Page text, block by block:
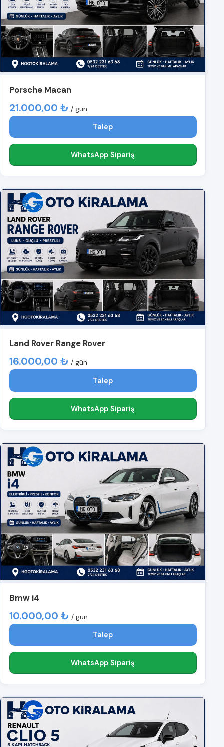
Porsche Macan
21.000,00 ₺ / gün
Talep
WhatsApp Sipariş
Land Rover Range Rover
16.000,00 ₺ / gün
Talep
WhatsApp Sipariş
Bmw i4
10.000,00 ₺ / gün
Talep
WhatsApp Sipariş